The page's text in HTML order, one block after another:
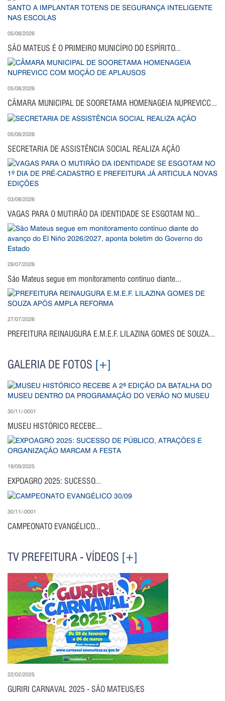
05/08/2026
SÃO MATEUS É O PRIMEIRO MUNICÍPIO DO ESPÍRITO...
05/08/2026
CÂMARA MUNICIPAL DE SOORETAMA HOMENAGEIA NUPREVICC...
05/08/2026
SECRETARIA DE ASSISTÊNCIA SOCIAL REALIZA AÇÃO
03/08/2026
VAGAS PARA O MUTIRÃO DA IDENTIDADE SE ESGOTAM NO...
29/07/2026
São Mateus segue em monitoramento contínuo diante...
27/07/2026
PREFEITURA REINAUGURA E.M.E.F. LILAZINA GOMES DE SOUZA...
GALERIA DE FOTOS [+]
30/11/-0001
MUSEU HISTÓRICO RECEBE...
19/09/2025
EXPOAGRO 2025: SUCESSO...
30/11/-0001
CAMPEONATO EVANGÉLICO...
TV PREFEITURA - VÍDEOS [+]
22/02/2025
GURIRI CARNAVAL 2025 - SÃO MATEUS/ES